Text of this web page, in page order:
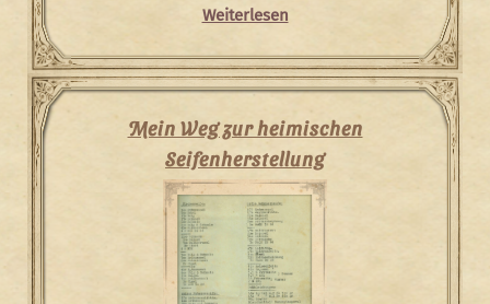
Weiterlesen
Mein Weg zur heimischen
Seifenherstellung